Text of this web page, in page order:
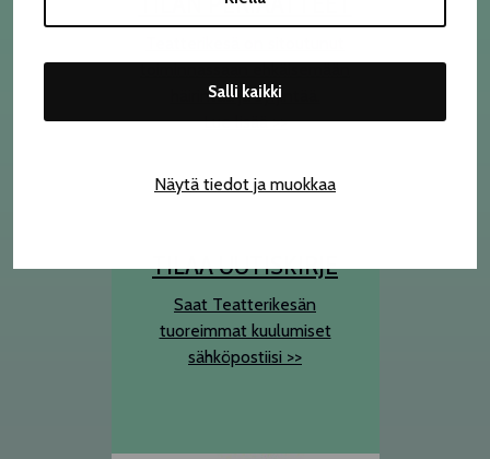
Salli kaikki
Näytä tiedot ja muokkaa
toiminnassaan ehkäisemään
häirintää ja syrjintää.
Lue lisää >>
TILAA UUTISKIRJE
Saat Teatterikesän
tuoreimmat kuulumiset
sähköpostiisi >>